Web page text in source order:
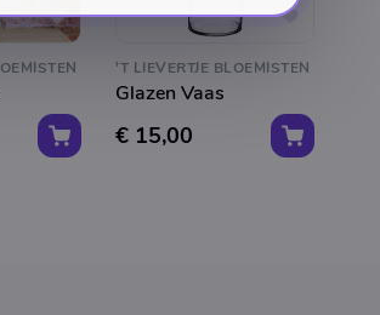
'T LIEVERTJE BLOEMISTEN
Glazen Vaas
€ 15,00